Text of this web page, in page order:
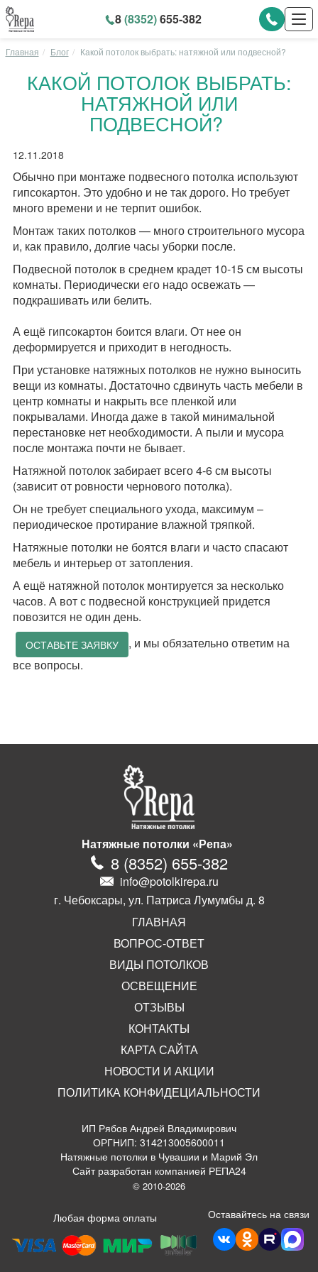
8(8352)655-382
Главная Блог Какой потолок выбрать: натяжной или подвесной?
КАКОЙ ПОТОЛОК ВЫБРАТЬ:
НАТЯЖНОЙ ИЛИ
ПОДВЕСНОЙ?
12.11.2018
Обычно при монтаже подвесного потолка используют
гипсокартон. Это удобно и не так дорого. Но требует
много времени и не терпит ошибок.
Монтаж таких потолков — много строительного мусора
и, как правило, долгие часы уборки после.
Подвесной потолок в среднем крадет 10-15 см высоты
комнаты. Периодически его надо освежать —
подкрашивать или белить.
А ещё гипсокартон боится влаги. От нее он
деформируется и приходит в негодность.
При установке натяжных потолков не нужно выносить
вещи из комнаты. Достаточно сдвинуть часть мебели в
центр комнаты и накрыть все пленкой или
покрывалами. Иногда даже в такой минимальной
перестановке нет необходимости. А пыли и мусора
после монтажа почти не бывает.
Натяжной потолок забирает всего 4-6 см высоты
(зависит от ровности чернового потолка).
Он не требует специального ухода, максимум –
периодическое протирание влажной тряпкой.
Натяжные потолки не боятся влаги и часто спасают
мебель и интерьер от затопления.
А ещё натяжной потолок монтируется за несколько
часов. А вот с подвесной конструкцией придется
повозится не один день.
ОСТАВЬТЕ ЗАЯВКУ
, и мы обязательно ответим на
все вопросы.
Натяжные потолки «Репа»
8 (8352) 655-382
info@potolkirepa.ru
г. Чебоксары, ул. Патриса Лумумбы д. 8
ГЛАВНАЯ
ВОПРОС-ОТВЕТ
ВИДЫ ПОТОЛКОВ
ОСВЕЩЕНИЕ
ОТЗЫВЫ
КОНТАКТЫ
КАРТА САЙТА
НОВОСТИ И АКЦИИ
ПОЛИТИКА КОНФИДЕЦИАЛЬНОСТИ
ИП Рябов Андрей Владимирович
ОРГНИП: 314213005600011
Натяжные потолки в Чувашии и Марий Эл
Сайт разработан компанией РЕПА24
© 2010-2026
Любая форма оплаты Оставайтесь на связи